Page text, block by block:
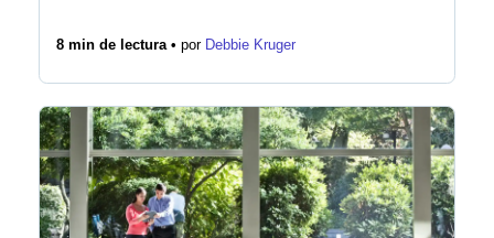
8 min de lectura • por Debbie Kruger